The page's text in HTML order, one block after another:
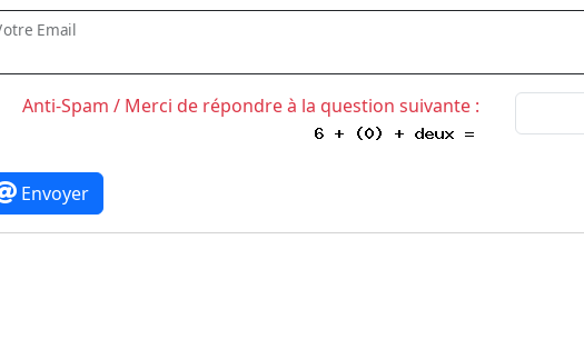
Email
Anti-Spam / Merci de répondre à la question suivante :
Envoyer